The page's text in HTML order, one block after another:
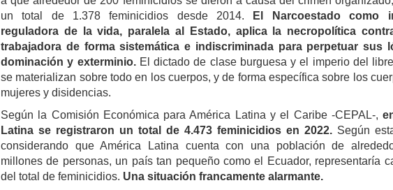
un total de 1.378 feminicidios desde 2014.
El Narcoestado como
reguladora de la vida, paralela al Estado, aplica la necropolítica
trabajadora de forma sistemática e indiscriminada para perpetuar sus
dominación y exterminio.El dictado de clase burguesa y el imperio del
se materializan sobre todo en los cuerpos, y de forma específica sobre los
mujeres y disidencias.
Según la Comisión Económica para América Latina y el Caribe -CEPAL-,
Latina se registraron un total de 4.473 feminicidios en 2022. Según
considerando que América Latina cuenta con una población de
millones de personas, un país tan pequeño como el Ecuador, representaría
del total de feminicidios. Una situación francamente alarmante.